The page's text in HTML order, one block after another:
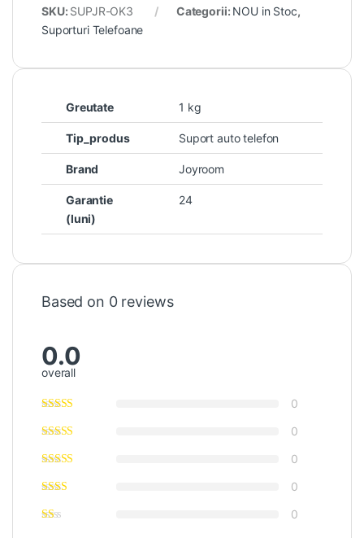
SKU: SUPJR-OK3 Categorii: NOU in Stoc,
Suporturi Telefoane
Greutate 1 kg
Tip_produs Suport auto telefon
Brand Joyroom
Garantie
(luni)
24
Based on 0 reviews
0.0
overall
0
0
0
0
0